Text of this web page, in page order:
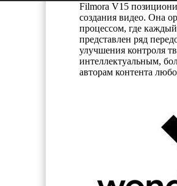
Filmora V15
создания видео. Она
процессом, где
представлен ряд
улучшения контроля
интеллектуальным,
авторам контента